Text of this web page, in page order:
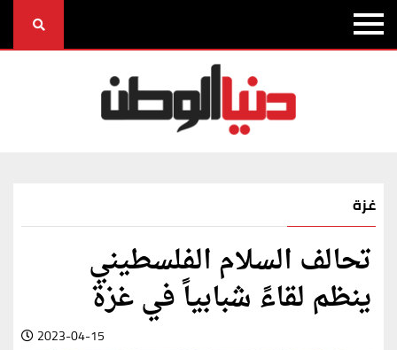
غزة
تحالف السلام الفلسطيني
ينظم لقاءً شبابياً في غزة
2023-04-15